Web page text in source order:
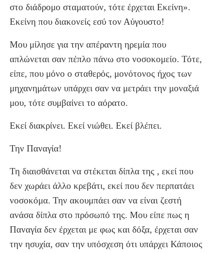
στο διάδρομο σταματούν, τότε έρχεται Εκείνη».
Εκείνη που διακονείς εσύ τον Αύγουστο!
Μου μίλησε για την απέραντη ηρεμία που
απλώνεται σαν πέπλο πάνω στο νοσοκομείο. Τότε,
είπε, που μόνο ο σταθερός, μονότονος ήχος των
μηχανημάτων υπάρχει σαν να μετράει την μοναξιά
μου, τότε συμβαίνει το αόρατο.
Εκεί διακρίνει. Εκεί νιώθει. Εκεί βλέπει.
Την Παναγία!
Τη διαισθάνεται να στέκεται δίπλα της , εκεί που
δεν χωράει άλλο κρεβάτι, εκεί που δεν περπατάει
νοσοκόμα. Την ακουμπάει σαν να είναι ζεστή
ανάσα δίπλα στο πρόσωπό της. Μου είπε πως η
Παναγία δεν έρχεται με φως και δόξα, έρχεται σαν
την ησυχία, σαν την υπόσχεση ότι υπάρχει Κάποιος